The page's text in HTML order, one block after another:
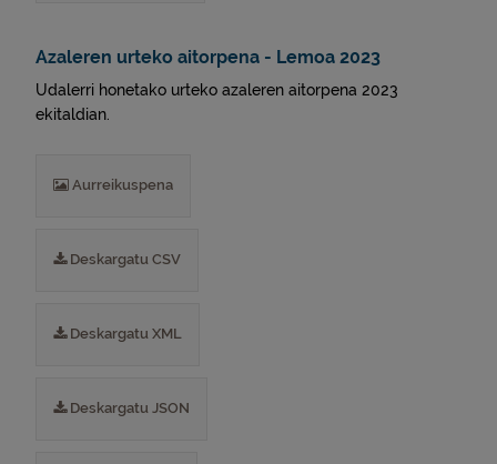
Azaleren urteko aitorpena - Lemoa 2023
Udalerri honetako urteko azaleren aitorpena 2023
ekitaldian.
Aurreikuspena
Deskargatu CSV
Deskargatu XML
Deskargatu JSON